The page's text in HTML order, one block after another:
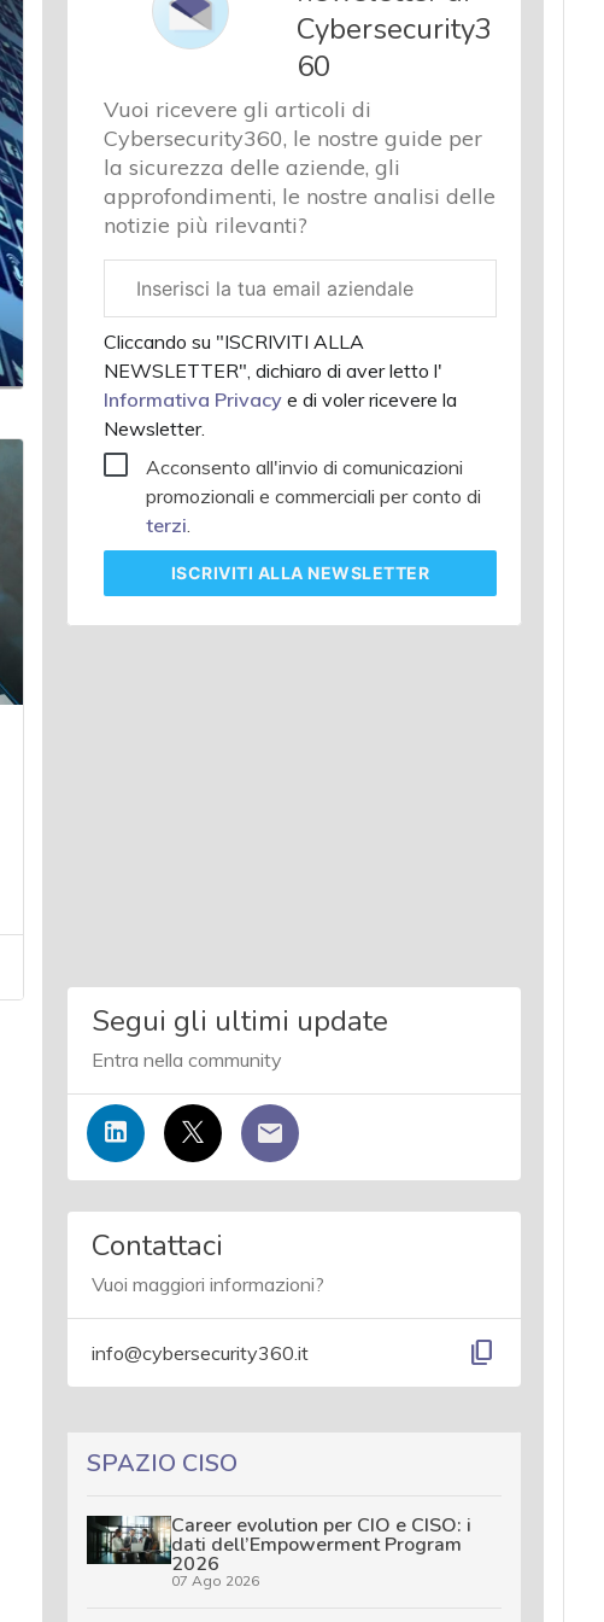
Cybersecurity3
60
Vuoi ricevere gli articoli di
Cybersecurity360, le nostre guide per
la sicurezza delle aziende, gli
approfondimenti, le nostre analisi delle
notizie più rilevanti?
aziendale
Cliccando su "ISCRIVITI ALLA
NEWSLETTER", dichiaro di aver letto l'
Informativa Privacy e di voler ricevere la
Newsletter.
Acconsento all'invio di comunicazioni
promozionali e commerciali per conto di
terzi.
ISCRIVITI ALLA NEWSLETTER
Segui gli ultimi update
Entra nella community
Contattaci
Vuoi maggiori informazioni?
info@cybersecurity360.it content_copy
SPAZIO CISO
Career evolution per CIO e CISO: i
dati dell’Empowerment Program
2026
07 Ago 2026